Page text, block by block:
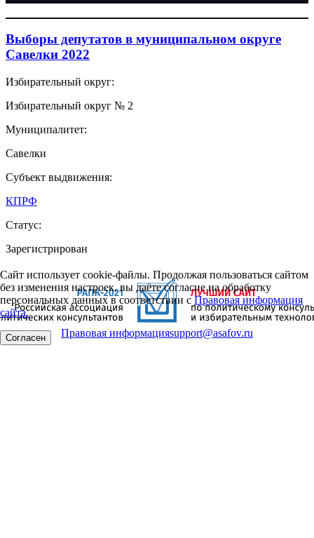
Выборы депутатов в муниципальном округе
Савелки 2022
Избирательный округ:
Избирательный округ № 2
Муниципалитет:
Савелки
Субъект выдвижения:
КПРФ
Статус:
Зарегистрирован
Сайт использует cookie-файлы. Продолжая пользоваться сайтом
без изменения настроек, вы даёте согласие на обработку
персональных данных в соответствии сПравовая информация
сайта.
Согласен Правовая информацияsupport@asafov.ru